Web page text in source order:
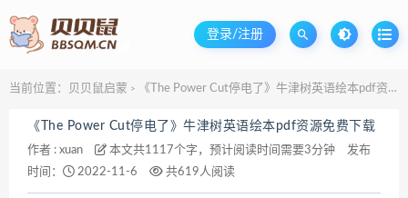
登录/注册
当前位置： 贝贝鼠启蒙 > 《The Power Cut停电了》牛津树英语绘本pdf资源免费下载
《The Power Cut停电了》牛津树英语绘本pdf资源免费下载
作者 : xuan 本文共1117个字，预计阅读时间需要3分钟
发布
时间：
2022-11-6 共619人阅读